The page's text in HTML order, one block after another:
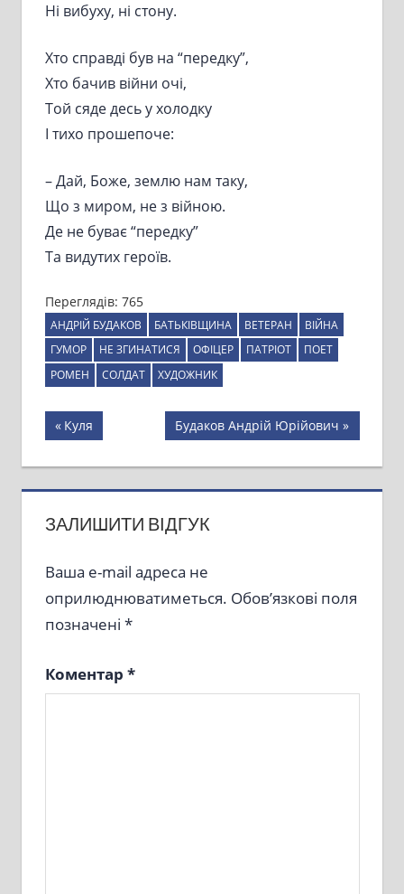
Ні вибуху, ні стону.
Хто справді був на “передку”,
Хто бачив війни очі,
Той сяде десь у холодку
І тихо прошепоче:
– Дай, Боже, землю нам таку,
Що з миром, не з війною.
Де не буває “передку”
Та видутих героїв.
Переглядів: 765
АНДРІЙ БУДАКОВ БАТЬКІВЩИНА ВЕТЕРАН
ВІЙНА
ГУМОР
НЕ ЗГИНАТИСЯ ОФІЦЕР ПАТРІОТ
ПОЕТ
РОМЕН
СОЛДАТ ХУДОЖНИК
Навігація
записів
Previous
Куля
Next
Будаков Андрій Юрійович
ЗАЛИШИТИ ВІДГУК
Ваша e-mail адреса не
оприлюднюватиметься. Обов’язкові поля
позначені *
Коментар *